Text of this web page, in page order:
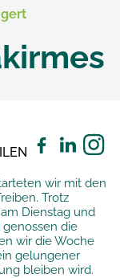
wir mit den
Trotz
Dienstag und
die
wir die Woche
gelungener
bleiben wird.